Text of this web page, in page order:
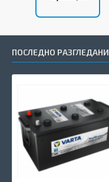
ПОСЛЕДНО РАЗГЛЕДАНИ